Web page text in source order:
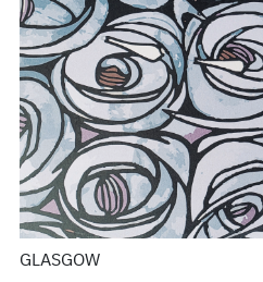
GLASGOW